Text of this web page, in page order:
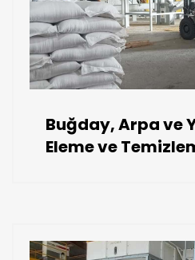
Buğday, Arpa ve
Eleme ve